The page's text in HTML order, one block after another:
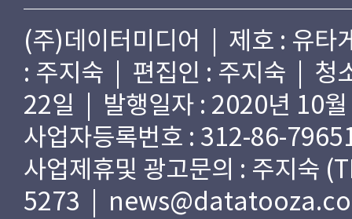
(주)데이터미디어 | 제호 : 유
: 주지숙 | 편집인 : 주지숙 | 청
22일 | 발행일자 : 2020년 10
사업자등록번호 : 312-86-
사업제휴및 광고문의 : 주지숙
5273 |